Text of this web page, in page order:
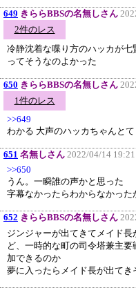
649 きららBBSの名無しさん
2件のレス
冷静沈着な喋り方のハッカが
ってそうなのよかった
650 きららBBSの名無しさん
1件のレス
>>649
わかる 大声のハッカちゃんと
651 名無しさん 2022/04/14
>>650
うん。一瞬誰の声かと思った
字幕なかったらわからなかった
652 きららBBSの名無しさん
ジンジャーが出てきてメイド
ど、一時的な町の司令塔兼主
加できるのか
夢に入ったらメイド長が出てき